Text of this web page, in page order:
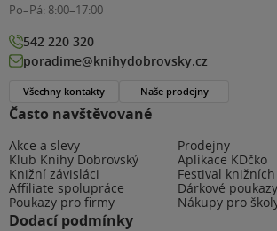
Často navštěvované
Akce a slevy
Prodejny
Klub Knihy Dobrovský
Aplikace KDčko
Knižní závisláci
Festival
Affiliate spolupráce
Dárkové poukazy
Poukazy pro firmy
Nákupy pro
Dodací podmínky
Po–Pá: 8:00–17:00
542 220 320
poradime@knihydobrovsky.cz
Všechny kontakty Naše prodejny